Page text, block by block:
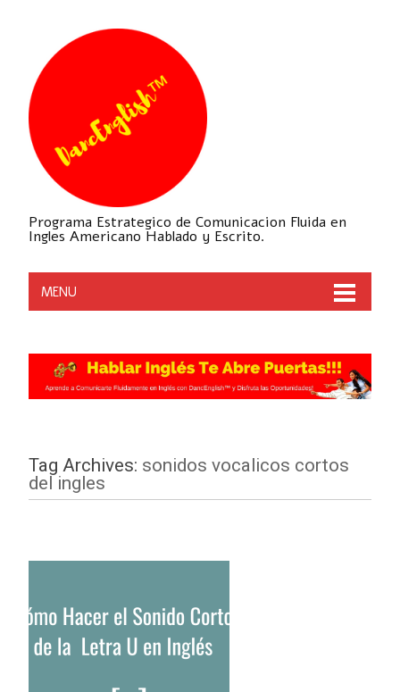
Programa Estrategico de Comunicacion Fluida en
Ingles Americano Hablado y Escrito.
MENU
Tag Archives: sonidos vocalicos cortos
del ingles